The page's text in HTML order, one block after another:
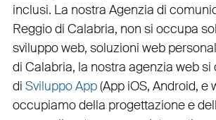
inclusi. La nostra Agenzia di
Reggio di Calabria, non si occupa
sviluppo web, soluzioni web
di Calabria, la nostra agenzia websi
di Sviluppo App(App iOS, Android, e
occupiamo della progettazionee